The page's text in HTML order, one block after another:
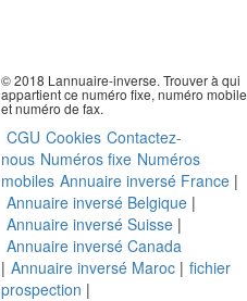
© 2018 Lannuaire-inverse. Trouver à qui
appartient ce numéro fixe, numéro mobile
et numéro de fax.
CGU Cookies Contactez-
nous Numéros fixe Numéros
mobiles Annuaire inversé France|
Annuaire inversé Belgique|
Annuaire inversé Suisse|
Annuaire inversé Canada
| Annuaire inversé Maroc| fichier
prospection |